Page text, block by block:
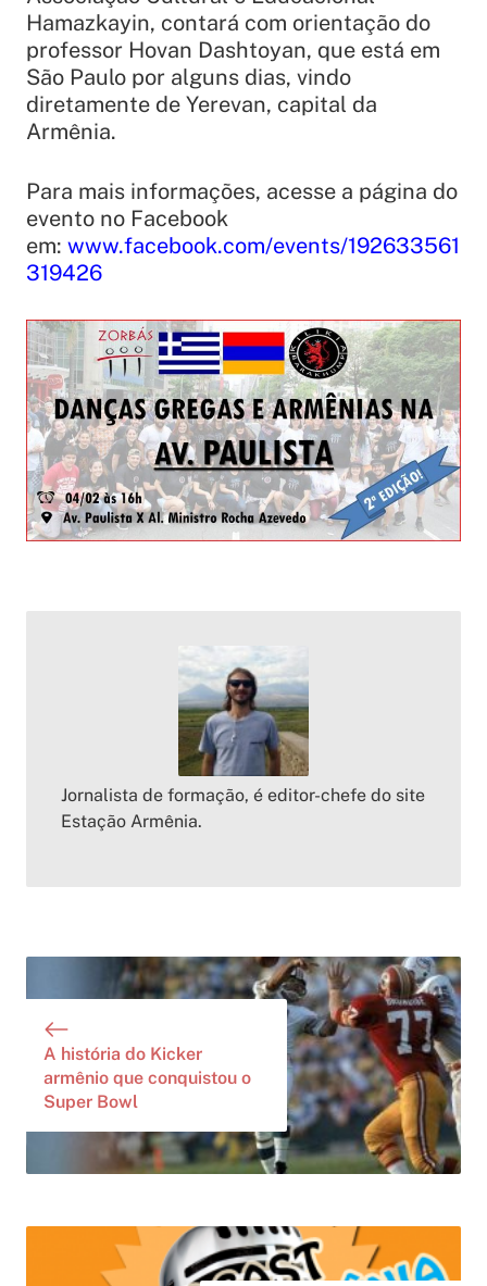
Hamazkayin, contará com orientação do
professor Hovan Dashtoyan, que está em
São Paulo por alguns dias, vindo
diretamente de Yerevan, capital da
Armênia.
Para mais informações, acesse a página do
evento no Facebook
em: www.facebook.com/events/192633561
319426
Jornalista de formação, é editor-chefe do site
Estação Armênia.
A história do Kicker
armênio que conquistou o
Super Bowl